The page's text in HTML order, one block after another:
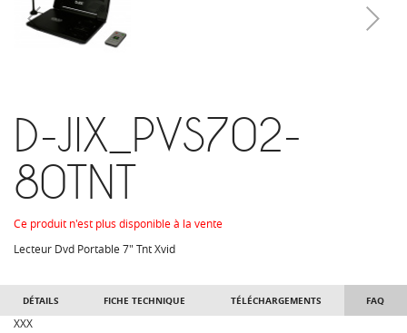
D-JIX_PVS702-
80TNT
Ce produit n'est plus disponible à la vente
Lecteur Dvd Portable 7" Tnt Xvid
DÉTAILS FICHE TECHNIQUE TÉLÉCHARGEMENTS FAQ
XXX